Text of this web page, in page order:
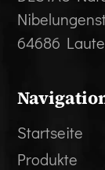
64686
Startseite
Produkte